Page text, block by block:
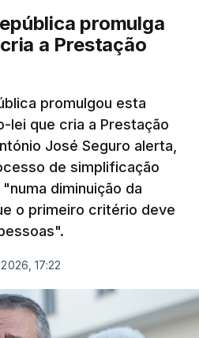
promulga
a Prestação
promulgou esta
que cria a Prestação
José Seguro alerta,
de simplificação
diminuição da
o primeiro critério deve
17:22